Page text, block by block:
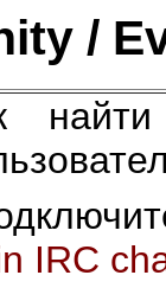
/
IRC